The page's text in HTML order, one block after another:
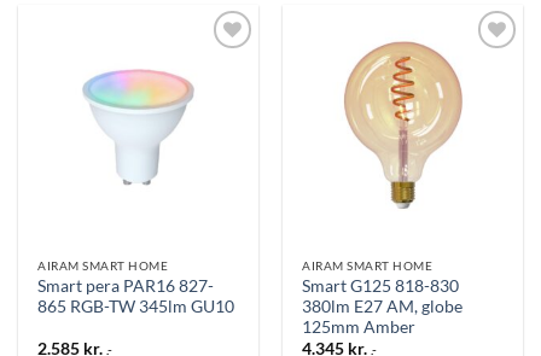
óskalista
AIRAM SMART HOME
Smart pera PAR16 827-
865 RGB-TW 345lm GU10
2.585 kr. .-
óskalista
AIRAM SMART HOME
Smart G125 818-830
380lm E27 AM, globe
125mm Amber
4.345 kr. .-